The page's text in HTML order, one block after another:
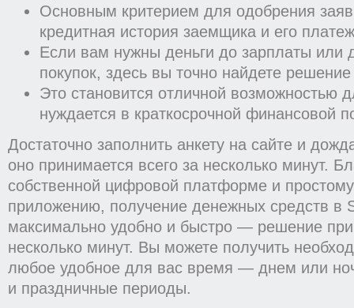
Основным критерием для одобрения
кредитная история заемщика и его
Если вам нужны деньги до зарплаты или
покупок, здесь вы точно найдете
Это становится отличной возможностью
нуждается в краткосрочной финансовой
Достаточно заполнить анкету на сайте и
оно принимается всего за несколько минут.
собственной цифровой платформе и
приложению, получение денежных средств в
максимально удобно и быстро — решение
несколько минут. Вы можете получить
любое удобное для вас время — днем или
и праздничные периоды.